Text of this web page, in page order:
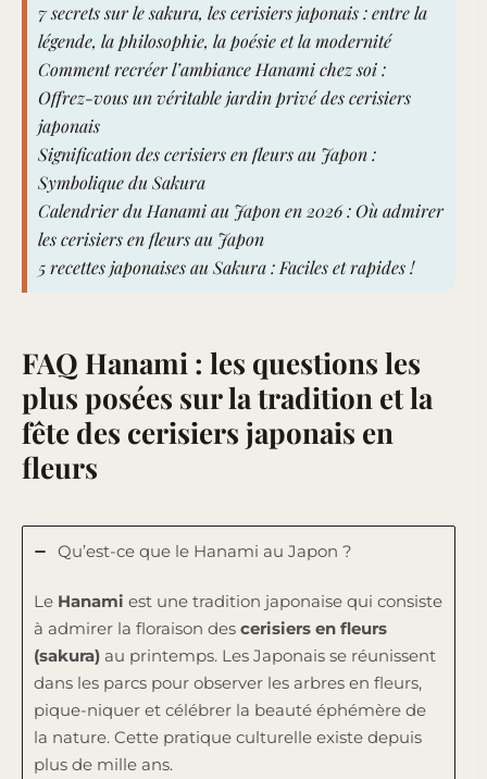
7 secrets sur le sakura, les cerisiers japonais : entre la
légende, la philosophie, la poésie et la modernité
Comment recréer l’ambiance Hanami chez soi :
Offrez-vous un véritable jardin privé des cerisiers
japonais
Signification des cerisiers en fleurs au Japon :
Symbolique du Sakura
Calendrier du Hanami au Japon en 2026 : Où admirer
les cerisiers en fleurs au Japon
5 recettes japonaises au Sakura : Faciles et rapides !
FAQ Hanami : les questions les
plus posées sur la tradition et la
fête des cerisiers japonais en
fleurs
Qu’est-ce que le Hanami au Japon ?
Le Hanami est une tradition japonaise qui consiste
à admirer la floraison des cerisiers en fleurs
(sakura) au printemps. Les Japonais se réunissent
dans les parcs pour observer les arbres en fleurs,
pique-niquer et célébrer la beauté éphémère de
la nature. Cette pratique culturelle existe depuis
plus de mille ans.